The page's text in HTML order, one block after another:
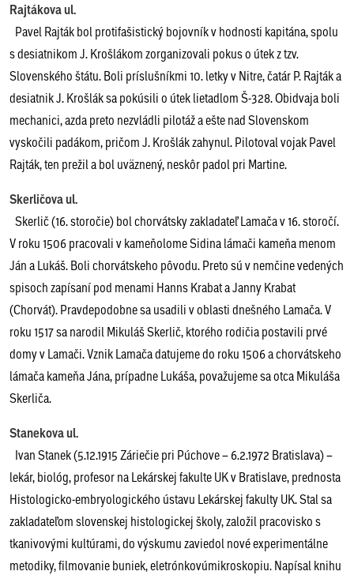
Rajtákova ul.
Pavel Rajták bol protifašistický bojovník v hodnosti kapitána, spolu
s desiatnikom J. Krošlákom zorganizovali pokus o útek z tzv.
Slovenského štátu. Boli príslušníkmi 10. letky v Nitre, čatár P. Rajták a
desiatnik J. Krošlák sa pokúsili o útek lietadlom Š-328. Obidvaja boli
mechanici, azda preto nezvládli pilotáž a ešte nad Slovenskom
vyskočili padákom, pričom J. Krošlák zahynul. Pilotoval vojak Pavel
Rajták, ten prežil a bol uväznený, neskôr padol pri Martine.
Skerličova ul.
Skerlič (16. storočie) bol chorvátsky zakladateľ Lamača v 16. storočí.
V roku 1506 pracovali v kameňolome Sidina lámači kameňa menom
Ján a Lukáš. Boli chorvátskeho pôvodu. Preto sú v nemčine vedených
spisoch zapísaní pod menami Hanns Krabat a Janny Krabat
(Chorvát). Pravdepodobne sa usadili v oblasti dnešného Lamača. V
roku 1517 sa narodil Mikuláš Skerlič, ktorého rodičia postavili prvé
domy v Lamači. Vznik Lamača datujeme do roku 1506 a chorvátskeho
lámača kameňa Jána, prípadne Lukáša, považujeme sa otca Mikuláša
Skerliča.
Stanekova ul.
Ivan Stanek (5.12.1915 Záriečie pri Púchove – 6.2.1972 Bratislava) –
lekár, biológ, profesor na Lekárskej fakulte UK v Bratislave, prednosta
Histologicko-embryologického ústavu Lekárskej fakulty UK. Stal sa
zakladateľom slovenskej histologickej školy, založil pracovisko s
tkanivovými kultúrami, do výskumu zaviedol nové experimentálne
metodiky, filmovanie buniek, eletrónkovúmikroskopiu. Napísal knihu